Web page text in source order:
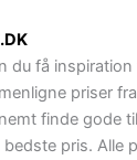
du få
priser
finde gode
pris. Alle